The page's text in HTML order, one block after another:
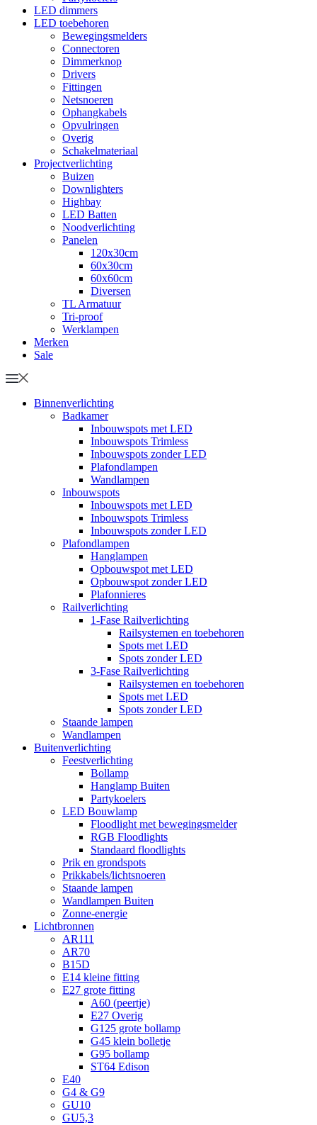
LED dimmers
LED toebehoren
Bewegingsmelders
Connectoren
Dimmerknop
Drivers
Fittingen
Netsnoeren
Ophangkabels
Opvulringen
Overig
Schakelmateriaal
Projectverlichting
Buizen
Downlighters
Highbay
LED Batten
Noodverlichting
Panelen
120x30cm
60x30cm
60x60cm
Diversen
TL Armatuur
Tri-proof
Werklampen
Merken
Sale
Binnenverlichting
Badkamer
Inbouwspots met LED
Inbouwspots Trimless
Inbouwspots zonder LED
Plafondlampen
Wandlampen
Inbouwspots
Inbouwspots met LED
Inbouwspots Trimless
Inbouwspots zonder LED
Plafondlampen
Hanglampen
Opbouwspot met LED
Opbouwspot zonder LED
Plafonnieres
Railverlichting
1-Fase Railverlichting
Railsystemen en toebehoren
Spots met LED
Spots zonder LED
3-Fase Railverlichting
Railsystemen en toebehoren
Spots met LED
Spots zonder LED
Staande lampen
Wandlampen
Buitenverlichting
Feestverlichting
Bollamp
Hanglamp Buiten
Partykoelers
LED Bouwlamp
Floodlight met bewegingsmelder
RGB Floodlights
Standaard floodlights
Prik en grondspots
Prikkabels/lichtsnoeren
Staande lampen
Wandlampen Buiten
Zonne-energie
Lichtbronnen
AR111
AR70
B15D
E14 kleine fitting
E27 grote fitting
A60 (peertje)
E27 Overig
G125 grote bollamp
G45 klein bolletje
G95 bollamp
ST64 Edison
E40
G4 & G9
GU10
GU5,3